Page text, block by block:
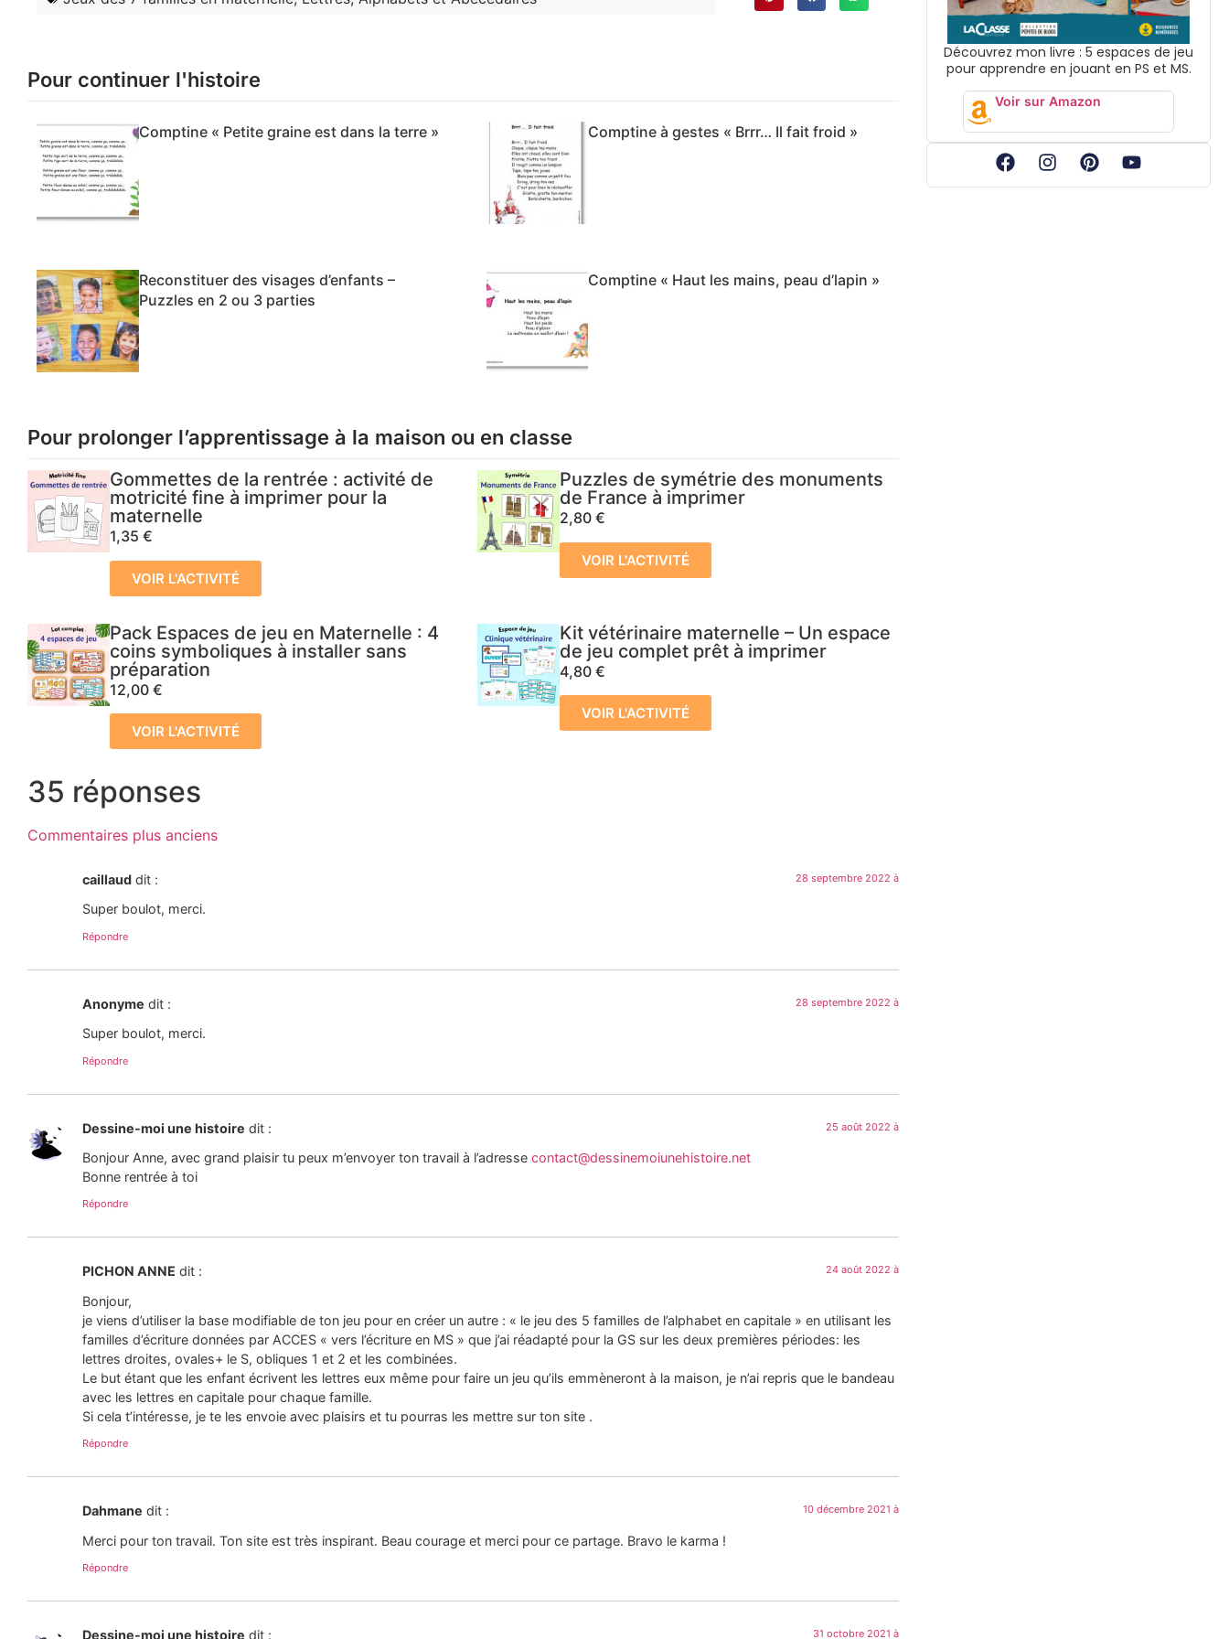
Pour continuer l'histoire
Comptine « Petite graine est dans la terre » Comptine à gestes « Brrr… Il fait froid »
Reconstituer des visages d’enfants –
Puzzles en 2 ou 3 parties
Comptine « Haut les mains, peau d’lapin »
Pour prolonger l’apprentissage à la maison ou en classe
Gommettes de la rentrée : activité de
motricité fine à imprimer pour la
maternelle
1,35 €
VOIR L'ACTIVITÉ
Puzzles de symétrie des monuments
de France à imprimer
2,80 €
VOIR L'ACTIVITÉ
Pack Espaces de jeu en Maternelle : 4
coins symboliques à installer sans
préparation
12,00 €
VOIR L'ACTIVITÉ
Kit vétérinaire maternelle – Un espace
de jeu complet prêt à imprimer
4,80 €
VOIR L'ACTIVITÉ
35 réponses
Commentaires plus anciens
caillaud dit : 28 septembre 2022 à
Super boulot, merci.
Répondre
Anonyme dit : 28 septembre 2022 à
Super boulot, merci.
Répondre
Dessine-moi une histoire dit : 25 août 2022 à
Bonjour Anne, avec grand plaisir tu peux m’envoyer ton travail à l’adresse contact@dessinemoiunehistoire.net
Bonne rentrée à toi
Répondre
PICHON ANNE dit : 24 août 2022 à
Bonjour,
je viens d’utiliser la base modifiable de ton jeu pour en créer un autre : « le jeu des 5 familles de l’alphabet en capitale » en utilisant les
familles d’écriture données par ACCES « vers l’écriture en MS » que j’ai réadapté pour la GS sur les deux premières périodes: les
lettres droites, ovales+ le S, obliques 1 et 2 et les combinées.
Le but étant que les enfant écrivent les lettres eux même pour faire un jeu qu’ils emmèneront à la maison, je n’ai repris que le bandeau
avec les lettres en capitale pour chaque famille.
Si cela t’intéresse, je te les envoie avec plaisirs et tu pourras les mettre sur ton site .
Répondre
Dahmane dit : 10 décembre 2021 à
Merci pour ton travail. Ton site est très inspirant. Beau courage et merci pour ce partage. Bravo le karma !
Répondre
Dessine-moi une histoire dit : 31 octobre 2021 à
Découvrez mon livre : 5 espaces de jeu
pour apprendre en jouant en PS et MS.
Voir sur Amazon